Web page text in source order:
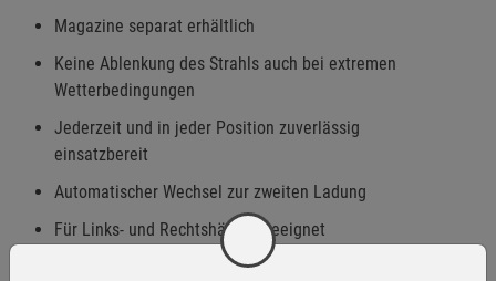
Magazine separat erhältlich
Keine Ablenkung des Strahls auch bei extremen
Wetterbedingungen
Jederzeit und in jeder Position zuverlässig
einsatzbereit
Automatischer Wechsel zur zweiten Ladung
Für Links- und Rechtshänder geeignet